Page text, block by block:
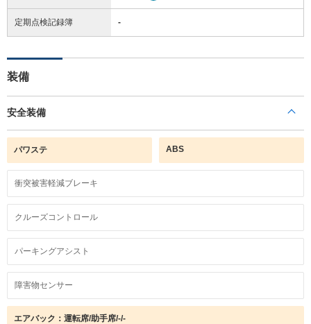
定期点検記録簿 -
装備
安全装備
パワステ ABS
衝突被害軽減ブレーキ
クルーズコントロール
パーキングアシスト
障害物センサー
エアバック：運転席/助手席/-/-